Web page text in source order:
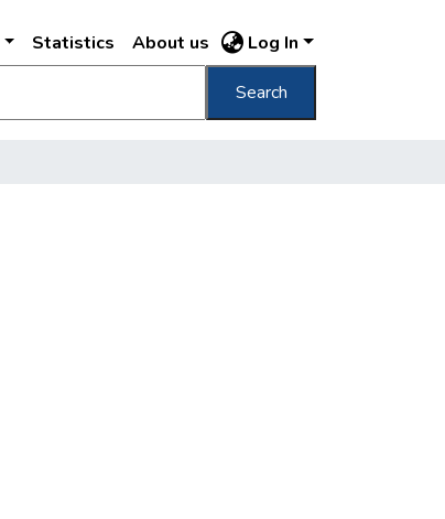
Statistics About us Log In
Search